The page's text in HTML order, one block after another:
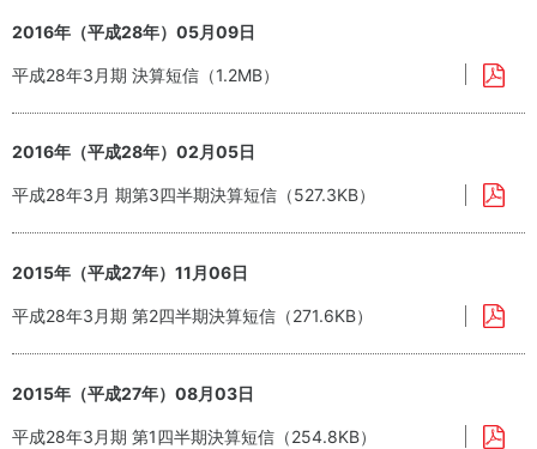
2016年（平成28年）05月09日
平成28年3月期 決算短信（1.2MB）
2016年（平成28年）02月05日
平成28年3月 期第3四半期決算短信（527.3KB）
2015年（平成27年）11月06日
平成28年3月期 第2四半期決算短信（271.6KB）
2015年（平成27年）08月03日
平成28年3月期 第1四半期決算短信（254.8KB）